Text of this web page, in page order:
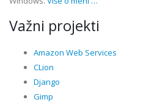
Važni projekti
Amazon Web Services
CLion
Django
Gimp